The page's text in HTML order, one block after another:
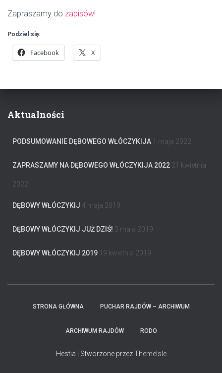
Zapraszamy do zapisów!
Podziel się:
Facebook X
Aktualności
PODSUMOWANIE DĘBOWEGO WŁÓCZYKIJA 1 maja 2022
ZAPRASZAMY NA DĘBOWEGO WŁÓCZYKIJA 2022 21 kwietnia
2022
DĘBOWY WŁÓCZYKIJ 4 maja 2019
DĘBOWY WŁÓCZYKIJ JUŻ DZIŚ! 3 maja 2019
DĘBOWY WŁÓCZYKIJ 2019 19 kwietnia 2019
STRONA GŁÓWNA PUCHAR RAJDÓW – ARCHIWUM
ARCHIWUM RAJDÓW RODO
Hestia | Stworzone przezThemeIsle